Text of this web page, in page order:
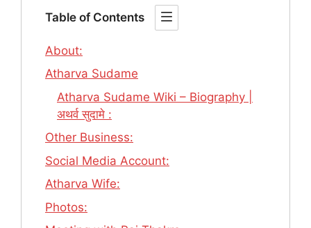
Table of Contents
About:
Atharva Sudame
Atharva Sudame Wiki – Biography |
अथर्व सुदामे :
Other Business:
Social Media Account:
Atharva Wife:
Photos: